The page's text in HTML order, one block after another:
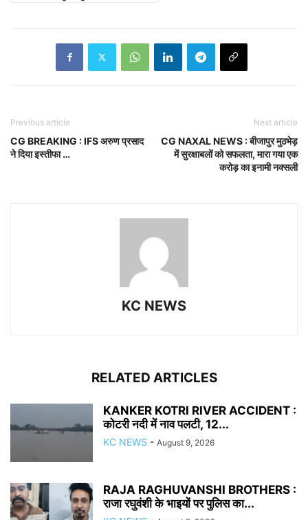
Previous article
CG BREAKING : IFS अरुण प्रसाद
ने दिया इस्तीफा …
Next article
CG NAXAL NEWS : बीजापुर मुठभेड़
में सुरक्षाबलों को सफलता, मारा गया एक
करोड़ का इनामी नक्सली
KC NEWS
RELATED ARTICLES
KANKER KOTRI RIVER ACCIDENT :
कोटरी नदी में नाव पलटी, 12...
KC NEWS - August 9, 2026
RAJA RAGHUVANSHI BROTHERS :
राजा रघुवंशी के भाइयों पर पुलिस का...